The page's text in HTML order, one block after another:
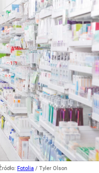
Fotolia / Tyler Olson